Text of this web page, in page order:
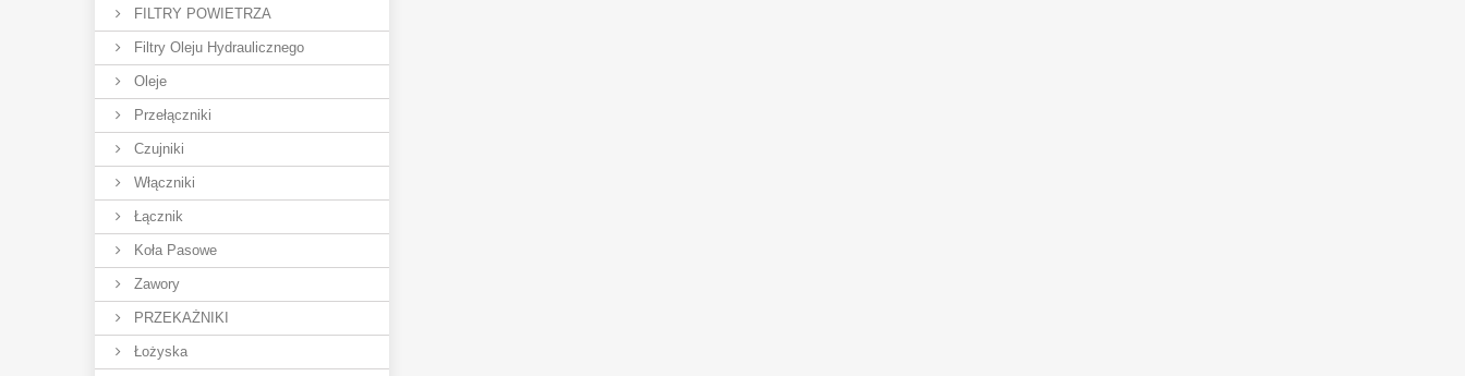
FILTRY POWIETRZA
Filtry Oleju Hydraulicznego
Oleje
Przełączniki
Czujniki
Włączniki
Łącznik
Koła Pasowe
Zawory
PRZEKAŻNIKI
Łożyska